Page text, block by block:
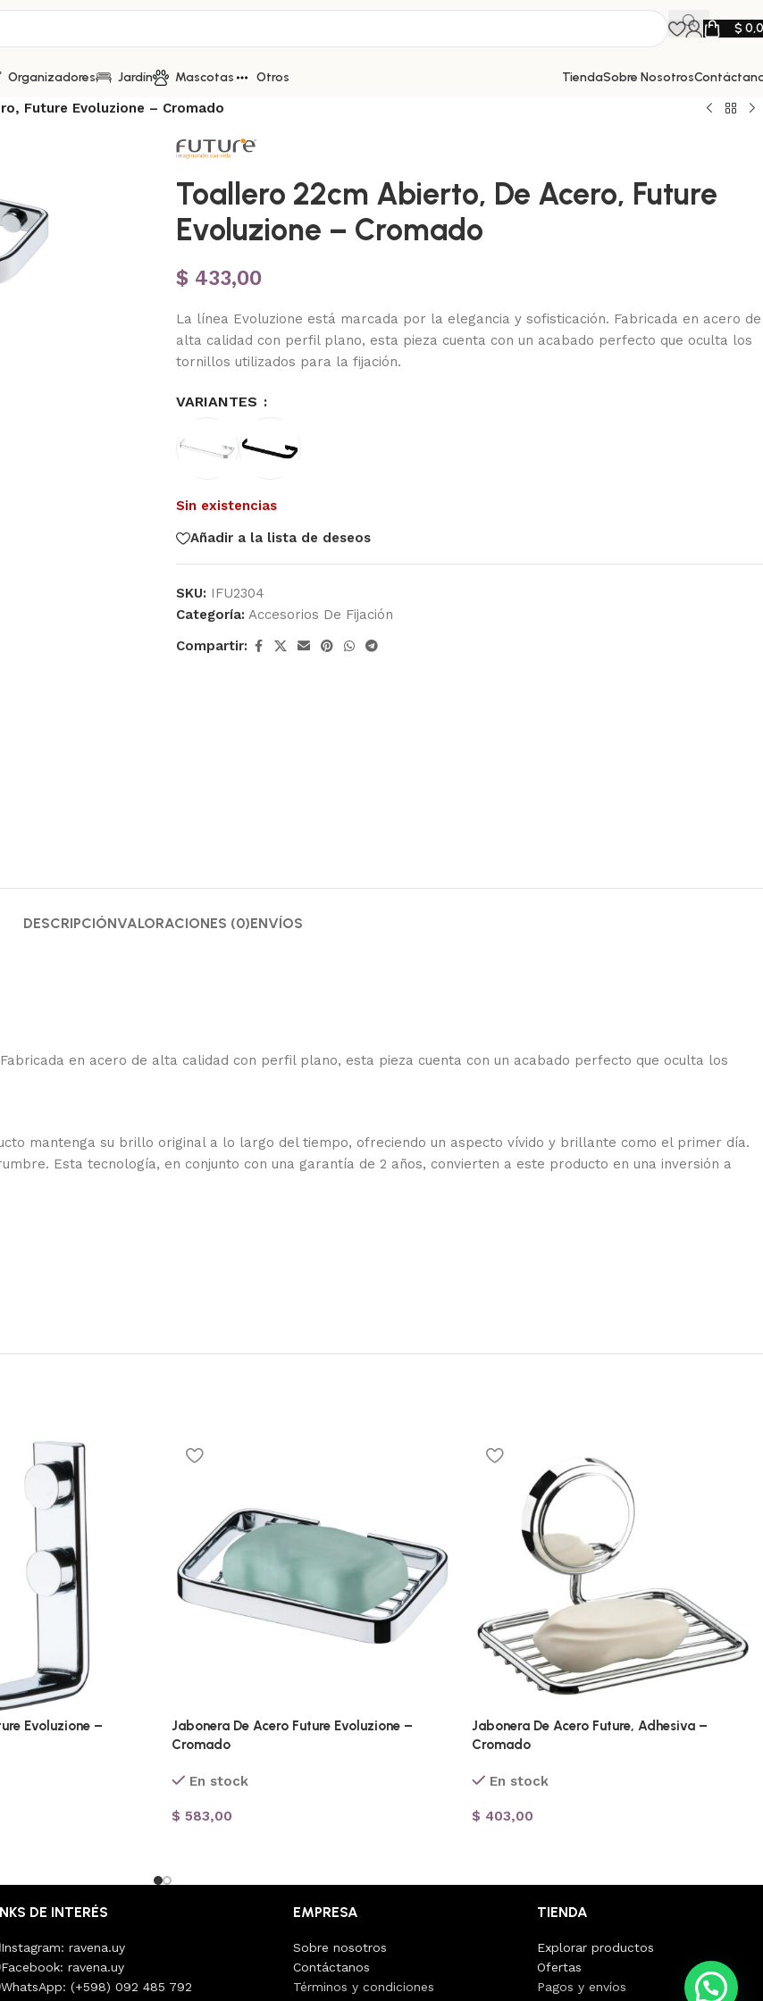
$
Organizadores Jardín Mascotas Otros TiendaSobre Nosotros
Future Evoluzione – Cromado
Toallero 22cm Abierto, De Acero, Future
Evoluzione – Cromado
$ 433,00
La línea Evoluzione está marcada por la elegancia y sofisticación. Fabricada en acero de
alta calidad con perfil plano, esta pieza cuenta con un acabado perfecto que oculta los
tornillos utilizados para la fijación.
VARIANTES
Sin existencias
Añadir a la lista de deseos
SKU: IFU2304
Categoría: Accesorios De Fijación
Compartir:
DESCRIPCIÓNVALORACIONES (0)ENVÍOS
en acero de alta calidad con perfil plano, esta pieza cuenta con un acabado perfecto que oculta los
mantenga su brillo original a lo largo del tiempo, ofreciendo un aspecto vívido y brillante como el primer día.
Esta tecnología, en conjunto con una garantía de 2 años, convierten a este producto en una inversión a
Evoluzione –
Jabonera De Acero Future Evoluzione –
Cromado
En stock
$ 583,00
Jabonera De Acero Future, Adhesiva –
Cromado
En stock
$ 403,00
DE INTERÉS
Instagram: ravena.uy
Facebook: ravena.uy
WhatsApp: (+598) 092 485 792
EMPRESA
Sobre nosotros
Contáctanos
Términos y condiciones
TIENDA
Explorar productos
Ofertas
Pagos y envíos
💭 ¿Necesitas ayuda?